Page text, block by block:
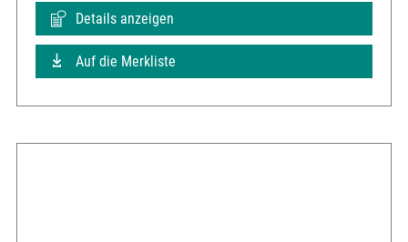
Details anzeigen
Auf die Merkliste